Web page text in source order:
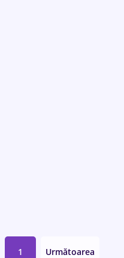
1 Următoarea